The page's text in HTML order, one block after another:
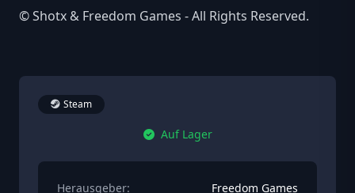
© Shotx & Freedom Games - All Rights Reserved.
Steam
Auf Lager
Herausgeber: Freedom Games